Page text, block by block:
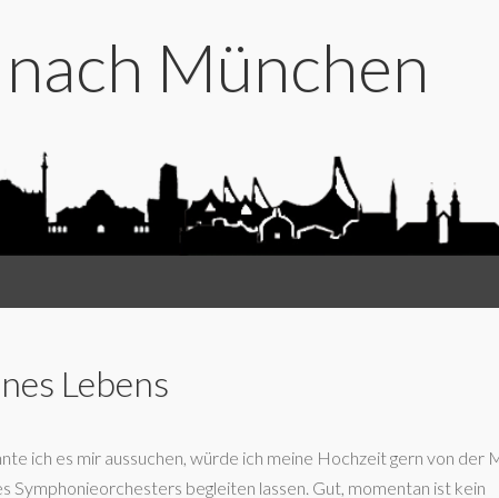
München
Lebens
ich es mir aussuchen, würde ich meine Hochzeit gern von der
Symphonieorchesters begleiten lassen. Gut, momentan ist kein